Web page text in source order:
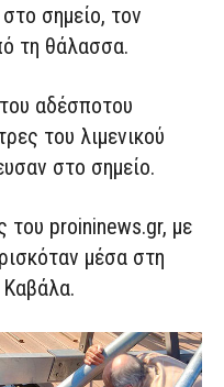
σημείο, τον
τη θάλασσα.
αδέσποτου
του λιμενικού
στο σημείο.
του proininews.gr, με
μέσα στη